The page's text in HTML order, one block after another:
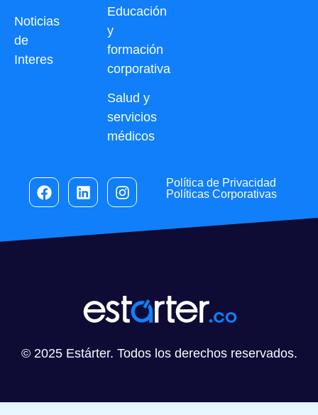
Noticias
de
Interes
Educación
y
formación
corporativa
Salud y
servicios
médicos
Política de Privacidad
Políticas Corporativas
© 2025 Estárter. Todos los derechos reservados.